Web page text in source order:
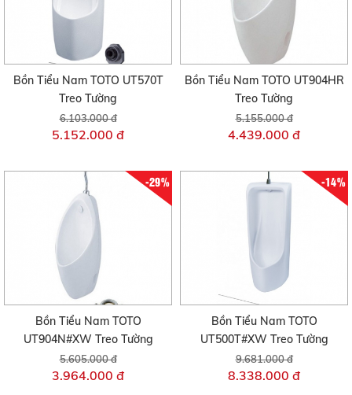
Bồn Tiểu Nam TOTO UT570T
Treo Tường
6.103.000 đ
5.152.000 đ
Bồn Tiểu Nam TOTO UT904HR
Treo Tường
5.155.000 đ
4.439.000 đ
-29%
Bồn Tiểu Nam TOTO
UT904N#XW Treo Tường
5.605.000 đ
3.964.000 đ
-14%
Bồn Tiểu Nam TOTO
UT500T#XW Treo Tường
9.681.000 đ
8.338.000 đ